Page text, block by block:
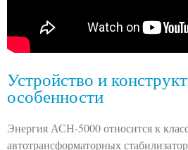
Устройство и
особенности
Энергия АСН-5000 относится к
автотрансформаторных